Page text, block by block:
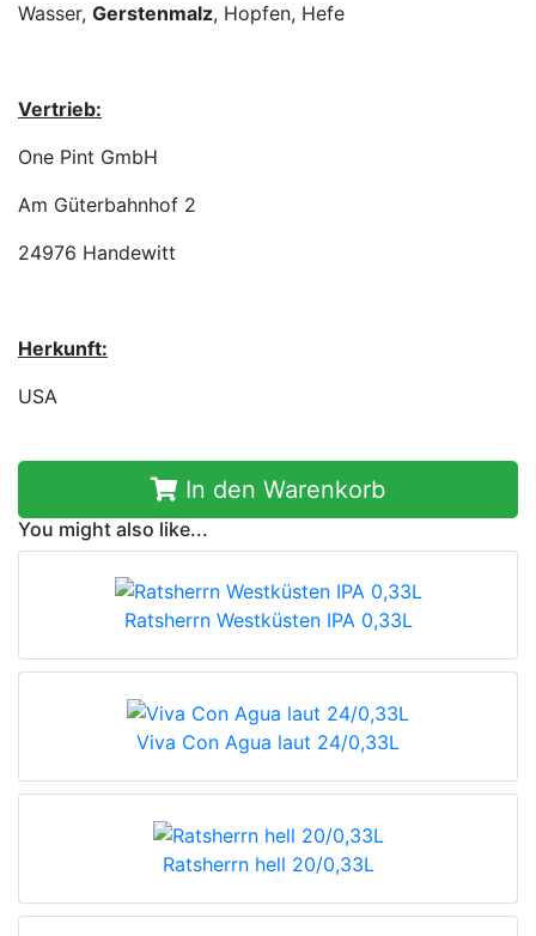
Wasser, Gerstenmalz, Hopfen, Hefe
Vertrieb:
One Pint GmbH
Am Güterbahnhof 2
24976 Handewitt
Herkunft:
USA
In den Warenkorb
You might also like...
Ratsherrn Westküsten IPA 0,33L
Viva Con Agua laut 24/0,33L
Ratsherrn hell 20/0,33L